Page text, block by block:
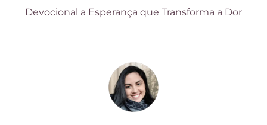
Devocional a Esperança que Transforma a Dor